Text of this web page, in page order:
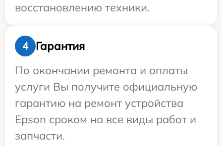
восстановлению техники.
4
Гарантия
По окончании ремонта и оплаты
услуги Вы получите официальную
гарантию на ремонт устройства
Epson сроком на все виды работ и
запчасти.